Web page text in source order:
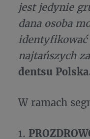
jest jedynie
dana osoba
identyfikować
najtańszych
dentsu
W ramach
1.